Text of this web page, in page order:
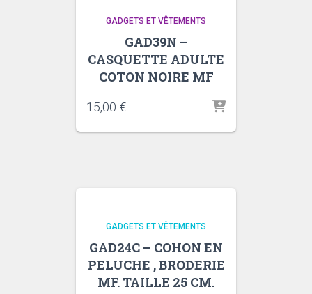
GADGETS ET VÊTEMENTS
GAD39N –
CASQUETTE ADULTE
COTON NOIRE MF
15,00 €
GADGETS ET VÊTEMENTS
GAD24C – COHON EN
PELUCHE , BRODERIE
MF. TAILLE 25 CM.